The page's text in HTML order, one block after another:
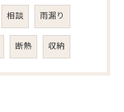
相談 雨漏り
断熱 収納